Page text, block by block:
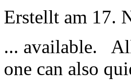
Erstellt am 17.
... available. All
one can also